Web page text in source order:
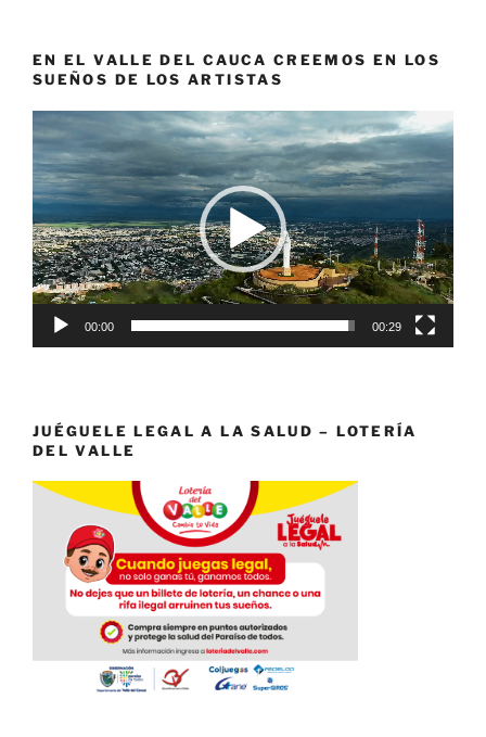
EN EL VALLE DEL CAUCA CREEMOS EN LOS
SUEÑOS DE LOS ARTISTAS
Reproductor
de
vídeo
00:00 00:29
JUÉGUELE LEGAL A LA SALUD – LOTERÍA
DEL VALLE